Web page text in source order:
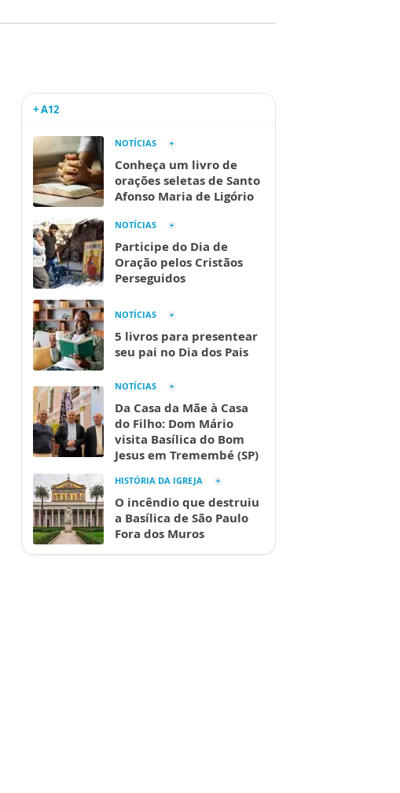
+ A12
NOTÍCIAS
Conheça um livro de
orações seletas de Santo
Afonso Maria de Ligório
NOTÍCIAS
Participe do Dia de
Oração pelos Cristãos
Perseguidos
NOTÍCIAS
5 livros para presentear
seu pai no Dia dos Pais
NOTÍCIAS
Da Casa da Mãe à Casa
do Filho: Dom Mário
visita Basílica do Bom
Jesus em Tremembé (SP)
HISTÓRIA DA IGREJA
O incêndio que destruiu
a Basílica de São Paulo
Fora dos Muros